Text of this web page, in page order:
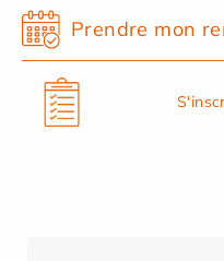
Prendre mon